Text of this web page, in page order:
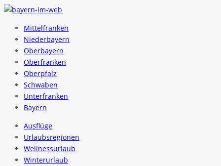
Mittelfranken
Niederbayern
Oberbayern
Oberfranken
Oberpfalz
Schwaben
Unterfranken
Bayern
Ausflüge
Urlaubsregionen
Wellnessurlaub
Winterurlaub